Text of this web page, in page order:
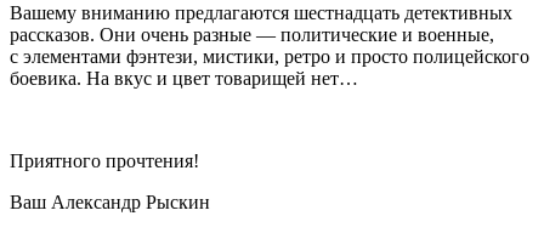
Вашему вниманию предлагаются шестнадцать детективных
рассказов. Они очень разные — политические и военные,
с элементами фэнтези, мистики, ретро и просто полицейского
боевика. На вкус и цвет товарищей нет…
Приятного прочтения!
Ваш Александр Рыскин